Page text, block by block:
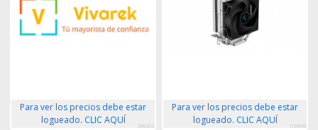
Para ver los precios debe estar
logueado. CLIC AQUÍ
398302
Para ver los precios debe estar
logueado. CLIC AQUÍ
159908